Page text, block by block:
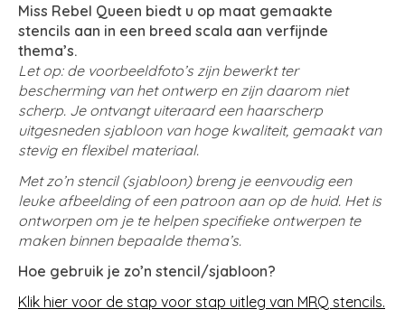
Miss Rebel Queen biedt u op maat gemaakte
stencils aan in een breed scala aan verfijnde
thema’s.
Let op: de voorbeeldfoto’s zijn bewerkt ter
bescherming van het ontwerp en zijn daarom niet
scherp. Je ontvangt uiteraard een haarscherp
uitgesneden sjabloon van hoge kwaliteit, gemaakt van
stevig en flexibel materiaal.
Met zo’n stencil (sjabloon) breng je eenvoudig een
leuke afbeelding of een patroon aan op de huid. Het is
ontworpen om je te helpen specifieke ontwerpen te
maken binnen bepaalde thema’s.
Hoe gebruik je zo’n stencil/sjabloon?
Klik hier voor de stap voor stap uitleg van MRQ stencils.